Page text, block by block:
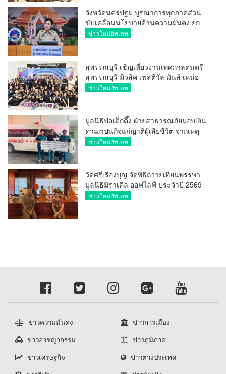
จังหวัดนครปฐม บูรณาการทุกภาคส่วน
ขับเคลื่อนนโยบายด้านความมั่นคง ยก
ระดับการป้องกันอาชญากรรมทาง
ข่าวใหม่อัพเดท
สุพรรณบุรี เชิญเที่ยวงานเทศกาลดนตรี
สุพรรณบุรี มิวสิค เฟสติวัล มันส์ เหน่อ
มาก
ข่าวใหม่อัพเดท
มูลนิธิป่อเต็กตึ๊ง ฝ่ายสาธารณภัยมอบเงิน
ค่าฌาปนกิจแก่ญาติผู้เสียชีวิต จากเหตุ
เพลิงไหม้ โรงเบียร์ ณ ลาดพร้าว จำนวน
ข่าวใหม่อัพเดท
วัดศรีเรืองบุญ จัดพิธีถวายเทียนพรรษา
มูลนิธิมิราเคิล ออฟไลฟ์ ประจำปี 2569
พล.ต.ต.ศิริวัฒน์ ดีพอ ให้เกียรติเป็น
ข่าวใหม่อัพเดท
ข่าวความมั่นคง
ข่าวการเมือง
ข่าวอาชญากรรม
ข่าวภูมิภาค
ข่าวเศรษฐกิจ
ข่าวต่างประเทศ